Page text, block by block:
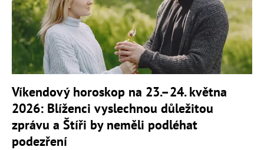
Víkendový horoskop na 23.–24. května
2026: Blíženci vyslechnou důležitou
zprávu a Štíři by neměli podléhat
podezření